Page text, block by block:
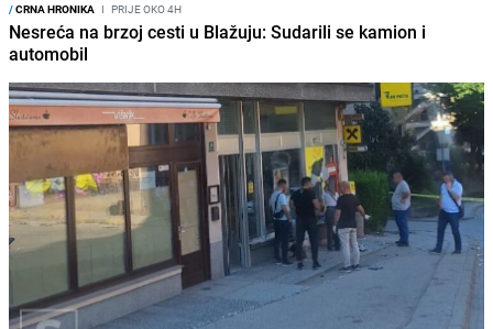
/CRNA HRONIKA I PRIJE OKO 4H
Nesreća na brzoj cesti u Blažuju: Sudarili se kamion i
automobil